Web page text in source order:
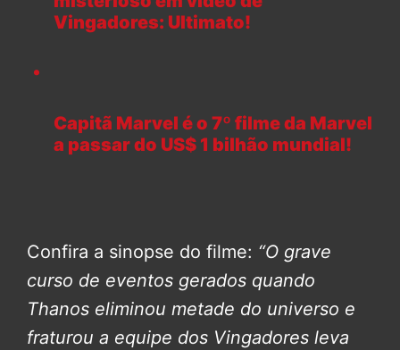
Vingadores: Ultimato!
Capitã Marvel é o 7º filme da Marvel
a passar do US$ 1 bilhão mundial!
Confira a sinopse do filme: “O grave
curso de eventos gerados quando
Thanos eliminou metade do universo e
fraturou a equipe dos Vingadores leva